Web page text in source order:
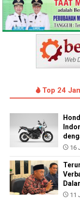
Top 24
16
11